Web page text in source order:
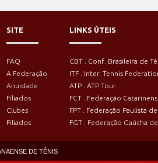
SITE
FAQ
A Federação
Anuidade
Filiados
Clubes
Filiados
LINKS ÚTEIS
CBT . Conf. Brasileira de
ITF . Inter. Tennis
ATP . ATP Tour
FCT . Federação
FPT . Federação Paulista
FGT . Federação Gaúcha
DE TÊNIS